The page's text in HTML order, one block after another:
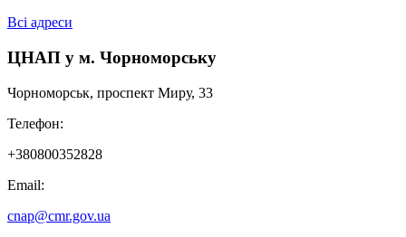
Всі адреси
ЦНАП у м. Чорноморську
Чорноморськ, проспект Миру, 33
Телефон:
+380800352828
Email:
cnap@cmr.gov.ua